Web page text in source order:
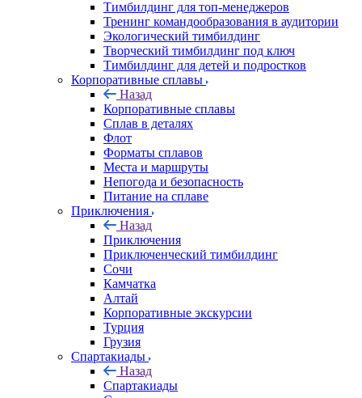
Тимбилдинг для топ-менеджеров
Тренинг командообразования в аудитории
Экологический тимбилдинг
Творческий тимбилдинг под ключ
Тимбилдинг для детей и подростков
Корпоративные сплавы
Назад
Корпоративные сплавы
Сплав в деталях
Флот
Форматы сплавов
Места и маршруты
Непогода и безопасность
Питание на сплаве
Приключения
Назад
Приключения
Приключенческий тимбилдинг
Сочи
Камчатка
Алтай
Корпоративные экскурсии
Турция
Грузия
Спартакиады
Назад
Спартакиады